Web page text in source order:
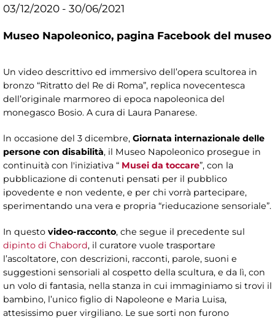
03/12/2020 - 30/06/2021
Museo Napoleonico, pagina Facebook del museo
Un video descrittivo ed immersivo dell’opera scultorea in
bronzo “Ritratto del Re di Roma”, replica novecentesca
dell’originale marmoreo di epoca napoleonica del
monegasco Bosio. A cura di Laura Panarese.
ln occasione del 3 dicembre, Giornata internazionale delle
persone con disabilità, il Museo Napoleonico prosegue in
continuità con l'iniziativa “ Musei da toccare”, con la
pubblicazione di contenuti pensati per il pubblico
ipovedente e non vedente, e per chi vorrà partecipare,
sperimentando una vera e propria “rieducazione sensoriale”.
In questo video-racconto, che segue il precedente sul
dipinto di Chabord, il curatore vuole trasportare
l’ascoltatore, con descrizioni, racconti, parole, suoni e
suggestioni sensoriali al cospetto della scultura, e da lì, con
un volo di fantasia, nella stanza in cui immaginiamo si trovi il
bambino, l’unico figlio di Napoleone e Maria Luisa,
attesissimo puer virgiliano. Le sue sorti non furono